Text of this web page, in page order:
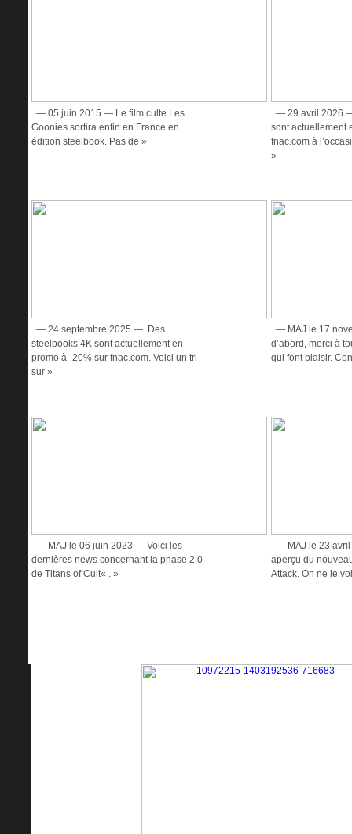
— 05 juin 2015 — Le film culte Les
Goonies sortira enfin en France en
édition steelbook. Pas de »
— 29 avril 2026
sont actuellement
fnac.com à
»
— 24 septembre 2025 — Des
steelbooks 4K sont actuellement en
promo à -20% sur fnac.com. Voici un tri
sur »
— MAJ le 17
d’abord, merci à
qui font plaisir.
— MAJ le 06 juin 2023 — Voici les
dernières news concernant la phase 2.0
de Titans of Cult« . »
— MAJ le 23
aperçu du
Attack. On ne le